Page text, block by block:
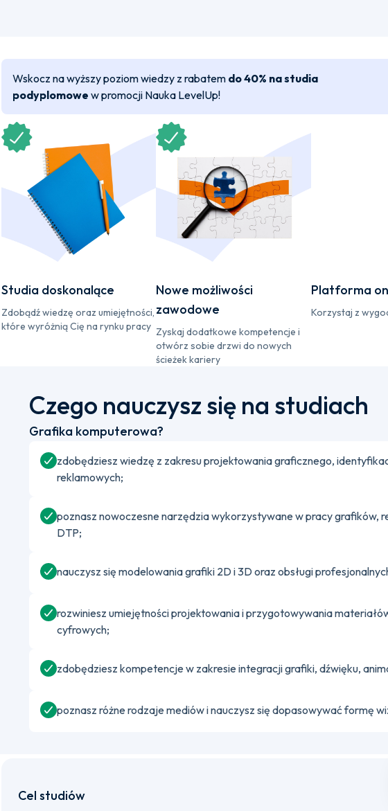
Wskocz na wyższy poziom wiedzy z rabatem do 40% na studia
podyplomowe w promocji Nauka LevelUp!
Studia doskonalące
Zdobądź wiedzę oraz umiejętności,
które wyróżnią Cię na rynku pracy
Nowe możliwości
zawodowe
Zyskaj dodatkowe kompetencje i
otwórz sobie drzwi do nowych
ścieżek kariery
Platforma
Korzystaj z
Czego nauczysz się na studiach
Grafika komputerowa?
zdobędziesz wiedzę z zakresu projektowania graficznego,
reklamowych;
poznasz nowoczesne narzędzia wykorzystywane w pracy grafików,
DTP;
nauczysz się modelowania grafiki 2D i 3D oraz obsługi
rozwiniesz umiejętności projektowania i przygotowywania
cyfrowych;
zdobędziesz kompetencje w zakresie integracji grafiki, dźwięku,
poznasz różne rodzaje mediów i nauczysz się dopasowywać formę
Cel studiów